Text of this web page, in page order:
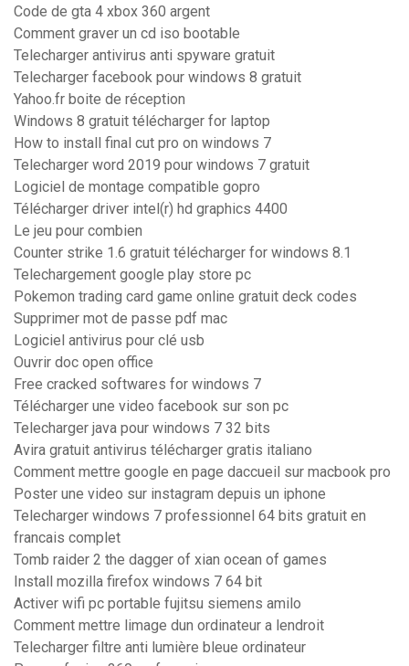
Code de gta 4 xbox 360 argent
Comment graver un cd iso bootable
Telecharger antivirus anti spyware gratuit
Telecharger facebook pour windows 8 gratuit
Yahoo.fr boite de réception
Windows 8 gratuit télécharger for laptop
How to install final cut pro on windows 7
Telecharger word 2019 pour windows 7 gratuit
Logiciel de montage compatible gopro
Télécharger driver intel(r) hd graphics 4400
Le jeu pour combien
Counter strike 1.6 gratuit télécharger for windows 8.1
Telechargement google play store pc
Pokemon trading card game online gratuit deck codes
Supprimer mot de passe pdf mac
Logiciel antivirus pour clé usb
Ouvrir doc open office
Free cracked softwares for windows 7
Télécharger une video facebook sur son pc
Telecharger java pour windows 7 32 bits
Avira gratuit antivirus télécharger gratis italiano
Comment mettre google en page daccueil sur macbook pro
Poster une video sur instagram depuis un iphone
Telecharger windows 7 professionnel 64 bits gratuit en
francais complet
Tomb raider 2 the dagger of xian ocean of games
Install mozilla firefox windows 7 64 bit
Activer wifi pc portable fujitsu siemens amilo
Comment mettre limage dun ordinateur a lendroit
Telecharger filtre anti lumière bleue ordinateur